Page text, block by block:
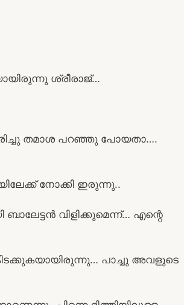
ശ്രീരാജ്…
തമാശ പറഞ്ഞു പോയതാ….
നോക്കി ഇരുന്നു..
വിളിക്കുമെന്ന്… എന്റെ
പാച്ചു അവളുടെ